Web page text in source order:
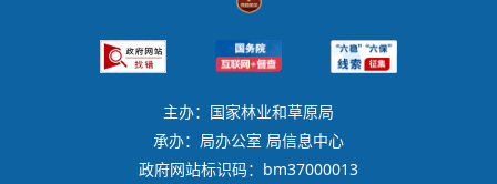
主办：国家林业和草原局
承办：局办公室 局信息中心
政府网站标识码：bm37000013